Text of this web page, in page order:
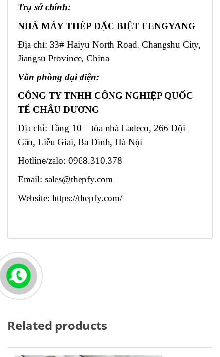
Trụ sở chính:
NHÀ MÁY THÉP ĐẶC BIỆT FENGYANG
Địa chỉ: 33# Haiyu North Road, Changshu City,
Jiangsu Province, China
Văn phòng đại diện:
CÔNG TY TNHH CÔNG NGHIỆP QUỐC
TẾ CHÂU DƯƠNG
Địa chỉ: Tầng 10 – tòa nhà Ladeco, 266 Đội
Cấn, Liễu Giai, Ba Đình, Hà Nội
Hotline/zalo: 0968.310.378
Email: sales@thepfy.com
Website: https://thepfy.com/
Related products